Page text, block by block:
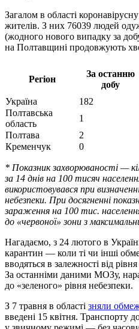
Загалом в області
жителів. З них 76039 людей
(жодного нового випадку за
на Полтавщині продовжують
Регіон
За останню
добу
Україна
182
Полтавська
область
1
Полтава
2
Кременчук
0
* Показник захворюваності —
за 14 днів на 100 тисяч
використовувався при
небезпеки. При досягненні
зараження на 100 тис.
до «червоної» зони з
Нагадаємо, з 24 лютого в
карантин — коли ті чи інші
вводяться в залежності від
За останніми даними МОЗу,
до «зеленого» рівня небезпеки.
З 7 травня в області зняли
введені 15 квітня. Транспорту